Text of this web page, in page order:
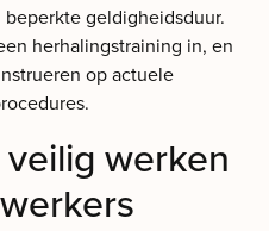
geldigheidsduur.
herhalingstraining in, en
op actuele
werken